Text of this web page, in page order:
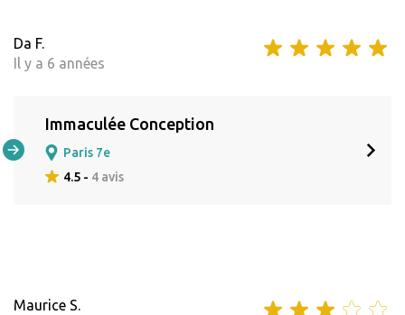
Da F.
Il y a 6 années
Immaculée Conception
Paris 7e
4.5 - 4 avis
Maurice S.